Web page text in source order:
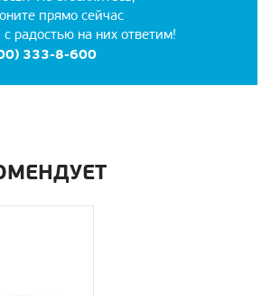
прямо сейчас
радостью на них ответим!
333-8-600